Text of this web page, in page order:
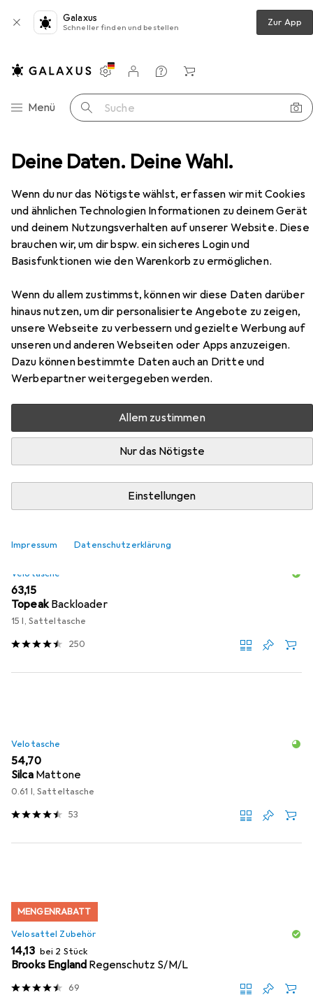
Deine Daten. Deine Wahl.
Wenn du nur das Nötigste wählst, erfassen wir mit Cookies
und ähnlichen Technologien Informationen zu deinem Gerät
und deinem Nutzungsverhalten auf unserer Website. Diese
brauchen wir, um dir bspw. ein sicheres Login und
Basisfunktionen wie den Warenkorb zu ermöglichen.
Wenn du allem zustimmst, können wir diese Daten darüber
hinaus nutzen, um dir personalisierte Angebote zu zeigen,
unsere Webseite zu verbessern und gezielte Werbung auf
unseren und anderen Webseiten oder Apps anzuzeigen.
Dazu können bestimmte Daten auch an Dritte und
Werbepartner weitergegeben werden.
Allem zustimmen
Nur das Nötigste
Einstellungen
Impressum Datenschutzerklärung
Galaxus
Schneller finden und bestellen Zur App
Navigation nach Kategorien
Menü Suche
Einstellungen
Kundenkonto
Vergleichslisten
Merklisten
Warenkorb
Velosattel Selle Italia Model X Superflow Leaf
EUR
46,18
Selle Italia
Model X Superflow Leaf
Zubehör für Selle Italia Model X
Superflow Leaf
Hier findest du passendes Zubehör zum Produkt Selle
Italia Model X Superflow Leaf aus den Kategorien
Relevanz
Produktliste
Velotasche
EUR
63,15
Topeak Backloader
15 l, Satteltasche
250
Velotasche
EUR
54,70
Silca Mattone
0.61 l, Satteltasche
53
MENGENRABATT
Velosattel Zubehör
EUR
14,13 bei 2 Stück
Brooks England Regenschutz S/M/L
69